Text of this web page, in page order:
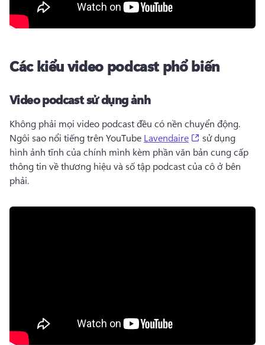
Các kiểu video podcast phổ biến
Video podcast sử dụng ảnh
Ngôi sao nổi tiếng trên YouTube Lavendaire (opens in a
sử dụng
hình ảnh tĩnh của chính mình kèm phần văn bản cung cấp
thông tin về thương hiệu và số tập podcast của cô ở bên
phải.